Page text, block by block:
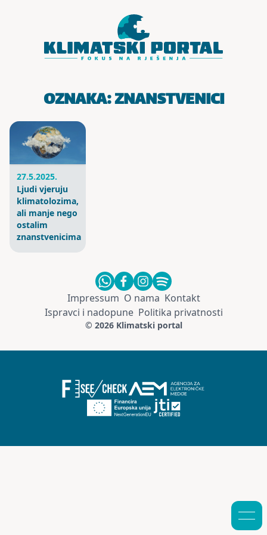
OZNAKA:ZNANSTVENICI
27.5.2025.
Ljudi vjeruju
klimatolozima,
ali manje nego
ostalim
znanstvenicima
Impressum O nama Kontakt
Ispravci i nadopune Politika privatnosti
© 2026 Klimatski portal